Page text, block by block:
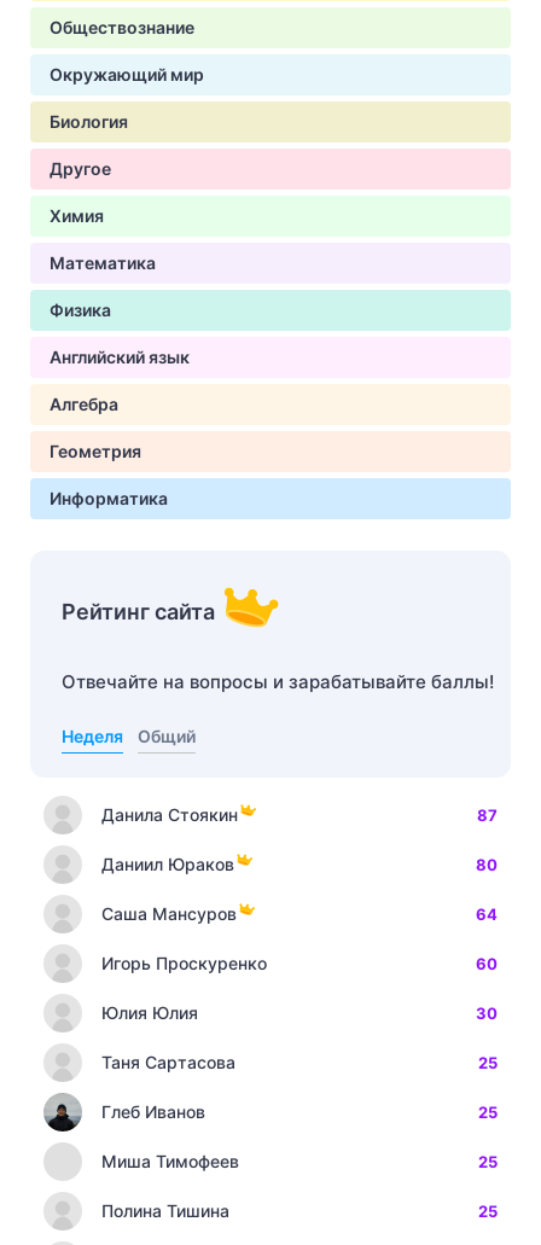
Обществознание
Окружающий мир
Биология
Другое
Химия
Математика
Физика
Английский язык
Алгебра
Геометрия
Информатика
Рейтинг сайта
Отвечайте на вопросы и зарабатывайте баллы!
Неделя Общий
Данила Стоякин 87
Даниил Юраков 80
Саша Мансуров 64
Игорь Проскуренко 60
Юлия Юлия 30
Таня Сартасова 25
Глеб Иванов 25
Миша Тимофеев 25
Полина Тишина 25